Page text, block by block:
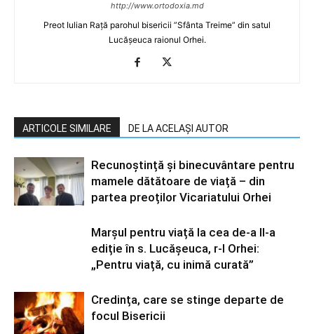
http://www.ortodoxia.md
Preot Iulian Rață parohul bisericii ”Sfânta Treime” din satul
Lucășeuca raionul Orhei.
ARTICOLE SIMILARE DE LA ACELAȘI AUTOR
Recunoștință și binecuvântare pentru
mamele dătătoare de viață – din
partea preoților Vicariatului Orhei
Marșul pentru viață la cea de-a II-a
ediție în s. Lucășeuca, r-l Orhei:
„Pentru viață, cu inimă curată”
Credința, care se stinge departe de
focul Bisericii